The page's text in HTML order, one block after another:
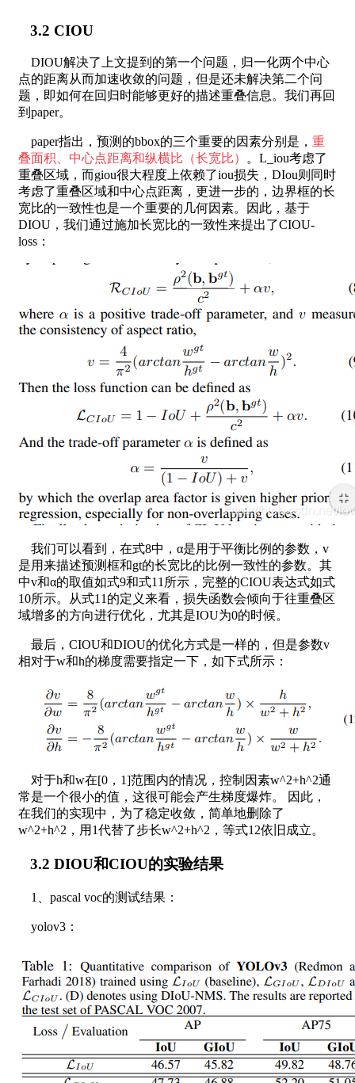
3.2 CIOU
DIOU解决了上文提到的第一个问题，归一化两个中心
点的距离从而加速收敛的问题，但是还未解决第二个问
题，即如何在回归时能够更好的描述重叠信息。我们再回
到paper。
paper指出，预测的bbox的三个重要的因素分别是， 重
叠面积、中心点距离和纵横比（长宽比）
。L_iou考虑了
重叠区域，而giou很大程度上依赖了iou损失，DIou则同时
考虑了重叠区域和中心点距离，更进一步的，边界框的长
宽比的一致性也是一个重要的几何因素。因此，基于
DIOU，我们通过施加长宽比的一致性来提出了CIOU-
loss：
我们可以看到，在式8中，α是用于平衡比例的参数，v
是用来描述预测框和gt的长宽比的比例一致性的参数。其
中v和α的取值如式9和式11所示，完整的CIOU表达式如式
10所示。从式11的定义来看，损失函数会倾向于往重叠区
域增多的方向进行优化，尤其是IOU为0的时候。
最后，CIOU和DIOU的优化方式是一样的，但是参数v
相对于w和h的梯度需要指定一下，如下式所示：
对于h和w在[0，1]范围内的情况，控制因素w^2+h^2通
常是一个很小的值，这很可能会产生梯度爆炸。 因此，
在我们的实现中，为了稳定收敛，简单地删除了
w^2+h^2，用1代替了步长w^2+h^2，等式12依旧成立。
3.2 DIOU和CIOU的实验结果
1、pascal voc的测试结果：
yolov3：